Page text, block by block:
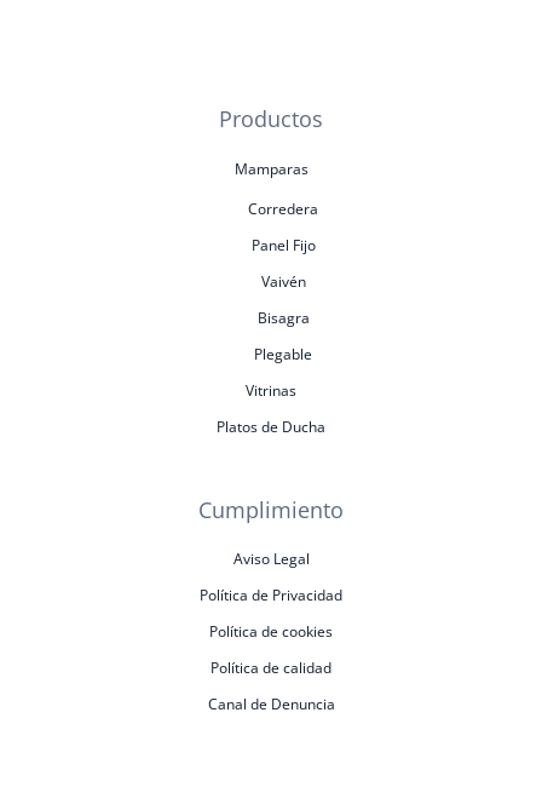
Productos
Mamparas
Corredera
Panel Fijo
Vaivén
Bisagra
Plegable
Vitrinas
Platos de Ducha
Cumplimiento
Aviso Legal
Política de Privacidad
Política de cookies
Política de calidad
Canal de Denuncia